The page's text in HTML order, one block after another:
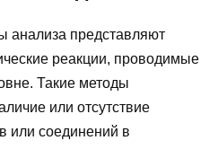
анализа представляют
реакции, проводимые
Такие методы
или отсутствие
или соединений в